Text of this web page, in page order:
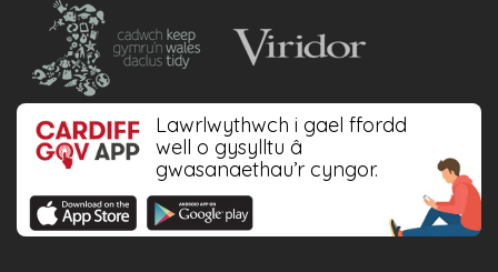
Lawrlwythwch i gael ffordd
well o gysylltu â
gwasanaethau’r cyngor.